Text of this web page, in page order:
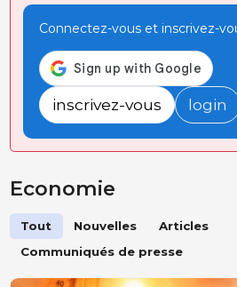
Connectez-vous et inscrivez-
inscrivez-vous login
Economie
Tout Nouvelles
Articles
Communiqués de presse